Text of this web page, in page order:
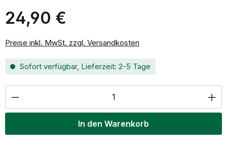
Regulärer Preis:
24,90 €
Preise inkl. MwSt. zzgl. Versandkosten
Sofort verfügbar, Lieferzeit: 2-5 Tage
Produkt Anzahl: Gib den gewünschten
In den Warenkorb